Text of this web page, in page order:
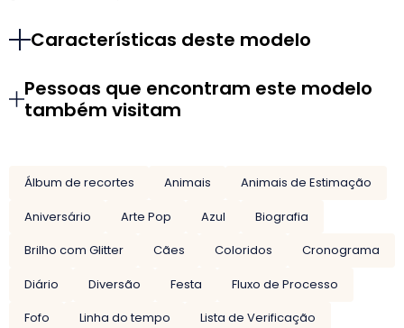
Características deste modelo
Pessoas que encontram este modelo
também visitam
Álbum de recortes Animais
Animais de Estimação
Aniversário
Arte Pop Azul
Biografia
Brilho com Glitter
Cães Coloridos
Cronograma
Diário
Diversão Festa
Fluxo de Processo
Fofo
Linha do tempo
Lista de Verificação